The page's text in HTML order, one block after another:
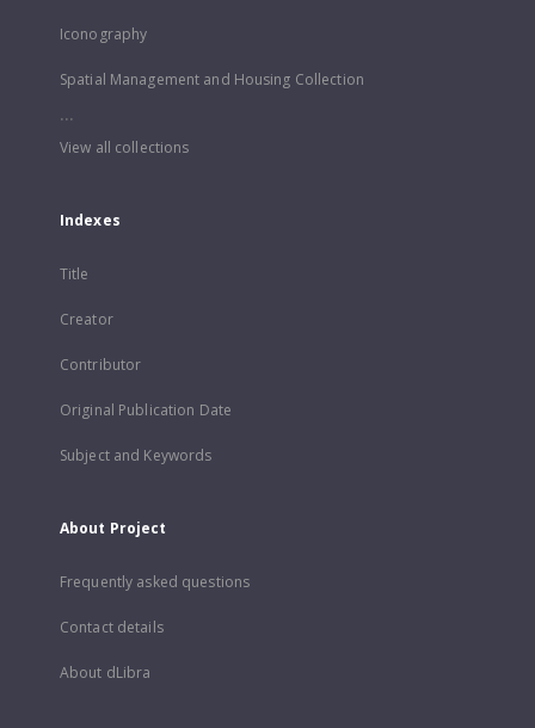
Iconography
Spatial Management and Housing Collection
...
View all collections
Indexes
Title
Creator
Contributor
Original Publication Date
Subject and Keywords
About Project
Frequently asked questions
Contact details
About dLibra